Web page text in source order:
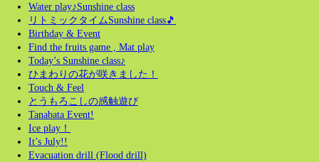
Water play♪Sunshine class
リトミックタイムSunshine class🎵
Birthday & Event
Find the fruits game , Mat play
Today’s Sunshine class♪
ひまわりの花が咲きました！
Touch & Feel
とうもろこしの感触遊び
Tanabata Event!
Ice play！
It’s July!!
Evacuation drill (Flood drill)